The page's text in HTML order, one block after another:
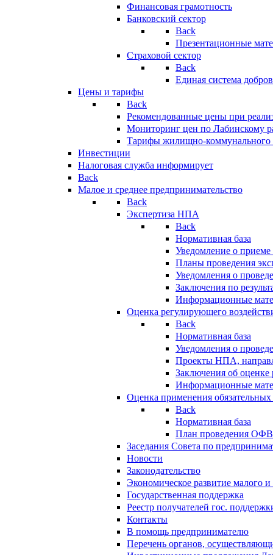
Финансовая грамотность
Банковский сектор
Back
Презентационные
Страховой сектор
Back
Единая система
Цены и тарифы
Back
Рекомендованные цены при
Мониторинг цен по Лабинскому
Тарифы жилищно-коммунального
Инвестиции
Налоговая служба информирует
Back
Малое и среднее предпринимательство
Back
Экспертиза НПА
Back
Нормативная база
Уведомление о
Планы проведения
Уведомления о
Заключения по
Информационные
Оценка регулирующего
Back
Нормативная база
Уведомления о
Проекты НПА,
Заключения об
Информационные
Оценка применения
Back
Нормативная база
План проведения
Заседания Совета по
Новости
Законодательство
Экономическое развитие малого и
Государственная поддержка
Реестр получателей гос.
Контакты
В помощь предпринимателю
Перечень органов,